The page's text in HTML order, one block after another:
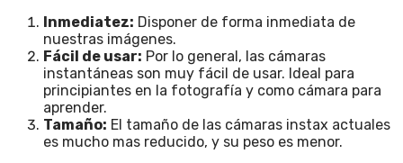
Inmediatez: Disponer de forma inmediata de
nuestras imágenes.
Fácil de usar: Por lo general, las cámaras
instantáneas son muy fácil de usar. Ideal para
principiantes en la fotografía y como cámara para
aprender.
Tamaño: El tamaño de las cámaras instax actuales
es mucho mas reducido, y su peso es menor.